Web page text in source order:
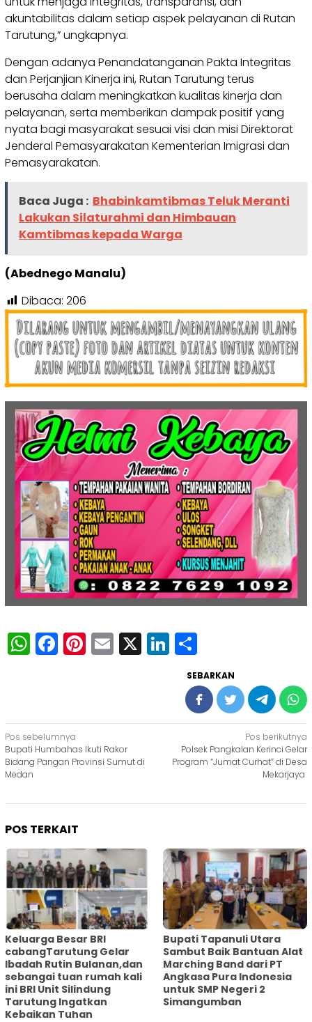
akuntabilitas dalam setiap aspek pelayanan di Rutan
Tarutung,” ungkapnya.
Dengan adanya Penandatanganan Pakta Integritas
dan Perjanjian Kinerja ini, Rutan Tarutung terus
berusaha dalam meningkatkan kualitas kinerja dan
pelayanan, serta memberikan dampak positif yang
nyata bagi masyarakat sesuai visi dan misi Direktorat
Jenderal Pemasyarakatan Kementerian Imigrasi dan
Pemasyarakatan.
Baca Juga : Bhabinkamtibmas Teluk Meranti
Lakukan Silaturahmi dan Himbauan
Kamtibmas kepada Warga
(Abednego Manalu)
Dibaca: 206
WhatsApp
Facebook
Pinterest
Email
X LinkedIn
SEBARKAN
Navigasi
pos
Pos sebelumnya
Bupati Humbahas Ikuti Rakor
Bidang Pangan Provinsi Sumut di
Medan
Pos berikutnya
Polsek Pangkalan Kerinci Gelar
Program “Jumat Curhat” di Desa
Mekarjaya
POS TERKAIT
Keluarga Besar BRI
cabangTarutung Gelar
Ibadah Rutin Bulanan,dan
sebangai tuan rumah kali
ini BRI Unit Silindung
Tarutung Ingatkan
Kebaikan Tuhan
Bupati Tapanuli Utara
Sambut Baik Bantuan Alat
Marching Band dari PT
Angkasa Pura Indonesia
untuk SMP Negeri 2
Simangumban